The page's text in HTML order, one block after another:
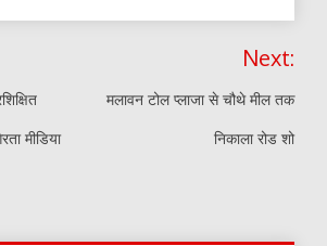
मीडिया
Next:
मलावन टोल प्लाजा से चौथे मील तक
निकाला रोड शो